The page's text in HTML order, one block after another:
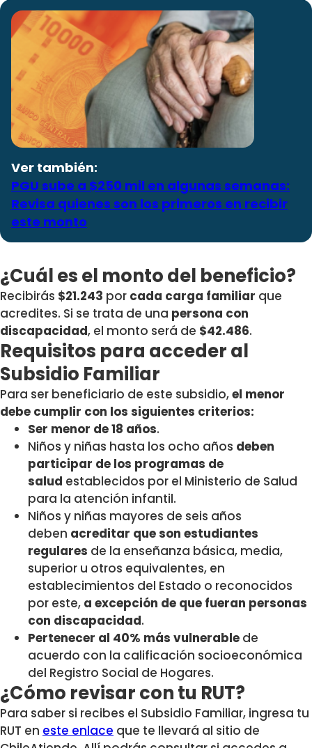
Ver también:
PGU sube a $250 mil en algunas semanas:
Revisa quienes son los primeros en recibir
este monto
¿Cuál es el monto del beneficio?
Recibirás $21.243 por cada carga familiar que
acredites. Si se trata de una persona con
discapacidad, el monto será de $42.486.
Requisitos para acceder al
Subsidio Familiar
Para ser beneficiario de este subsidio,el menor
debe cumplir con los siguientes criterios:
Ser menor de 18 años.
Niños y niñas hasta los ocho años deben
participar de los programas de
salud establecidos por el Ministerio de Salud
para la atención infantil.
Niños y niñas mayores de seis años
deben acreditar que son estudiantes
regulares de la enseñanza básica, media,
superior u otros equivalentes, en
establecimientos del Estado o reconocidos
por este, a excepción de que fueran personas
con discapacidad.
Pertenecer al 40% más vulnerable de
acuerdo con la calificación socioeconómica
del Registro Social de Hogares.
¿Cómo revisar con tu RUT?
Para saber si recibes el Subsidio Familiar, ingresa tu
RUT en este enlace que te llevará al sitio de